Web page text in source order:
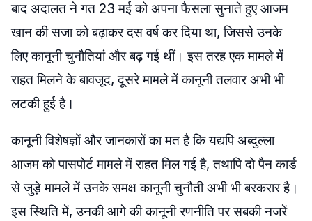
बाद अदालत ने गत 23 मई को अपना फैसला सुनाते हुए आजम
खान की सजा को बढ़ाकर दस वर्ष कर दिया था, जिससे उनके
लिए कानूनी चुनौतियां और बढ़ गई थीं। इस तरह एक मामले में
राहत मिलने के बावजूद, दूसरे मामले में कानूनी तलवार अभी भी
लटकी हुई है।
कानूनी विशेषज्ञों और जानकारों का मत है कि यद्यपि अब्दुल्ला
आजम को पासपोर्ट मामले में राहत मिल गई है, तथापि दो पैन कार्ड
से जुड़े मामले में उनके समक्ष कानूनी चुनौती अभी भी बरकरार है।
इस स्थिति में, उनकी आगे की कानूनी रणनीति पर सबकी नजरें